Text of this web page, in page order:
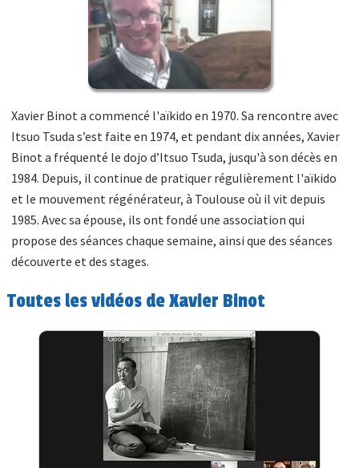
Xavier Binot a commencé l'aïkido en 1970. Sa rencontre avec
Itsuo Tsuda s’est faite en 1974, et pendant dix années, Xavier
Binot a fréquenté le dojo d’Itsuo Tsuda, jusqu'à son décès en
1984. Depuis, il continue de pratiquer régulièrement l'aïkido
et le mouvement régénérateur, à Toulouse où il vit depuis
1985. Avec sa épouse, ils ont fondé une association qui
propose des séances chaque semaine, ainsi que des séances
découverte et des stages.
Toutes les vidéos de Xavier Binot